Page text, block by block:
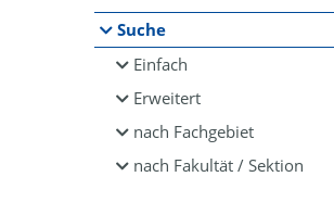
Suche
Einfach
Erweitert
nach Fachgebiet
nach Fakultät / Sektion